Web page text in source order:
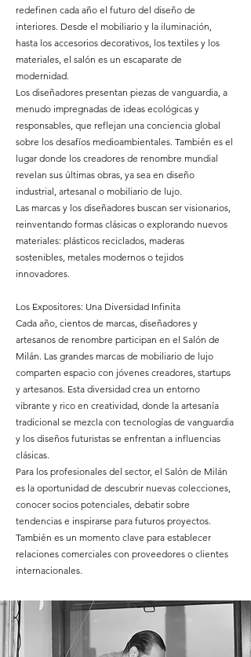
redefinen cada año el futuro del diseño de
interiores. Desde el mobiliario y la iluminación,
hasta los accesorios decorativos, los textiles y los
materiales, el salón es un escaparate de
modernidad.
Los diseñadores presentan piezas de vanguardia, a
menudo impregnadas de ideas ecológicas y
responsables, que reflejan una conciencia global
sobre los desafíos medioambientales. También es el
lugar donde los creadores de renombre mundial
revelan sus últimas obras, ya sea en diseño
industrial, artesanal o mobiliario de lujo.
Las marcas y los diseñadores buscan ser visionarios,
reinventando formas clásicas o explorando nuevos
materiales: plásticos reciclados, maderas
sostenibles, metales modernos o tejidos
innovadores.
Los Expositores: Una Diversidad Infinita
Cada año, cientos de marcas, diseñadores y
artesanos de renombre participan en el Salón de
Milán. Las grandes marcas de mobiliario de lujo
comparten espacio con jóvenes creadores, startups
y artesanos. Esta diversidad crea un entorno
vibrante y rico en creatividad, donde la artesanía
tradicional se mezcla con tecnologías de vanguardia
y los diseños futuristas se enfrentan a influencias
clásicas.
Para los profesionales del sector, el Salón de Milán
es la oportunidad de descubrir nuevas colecciones,
conocer socios potenciales, debatir sobre
tendencias e inspirarse para futuros proyectos.
También es un momento clave para establecer
relaciones comerciales con proveedores o clientes
internacionales.